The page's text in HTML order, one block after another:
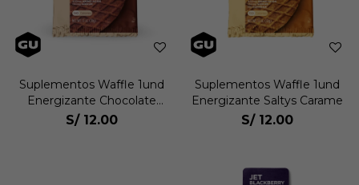
Suplementos Waffle 1und
Energizante Chocolate
Salado
S/ 12.00
Suplementos Waffle 1und
Energizante Saltys Carame
S/ 12.00